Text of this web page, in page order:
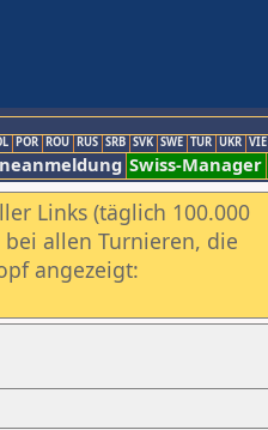
POR ROU RUS SRB SVK SWE TUR UKR VIE
Swiss-Manager
Links (täglich 100.000
allen Turnieren, die
angezeigt: